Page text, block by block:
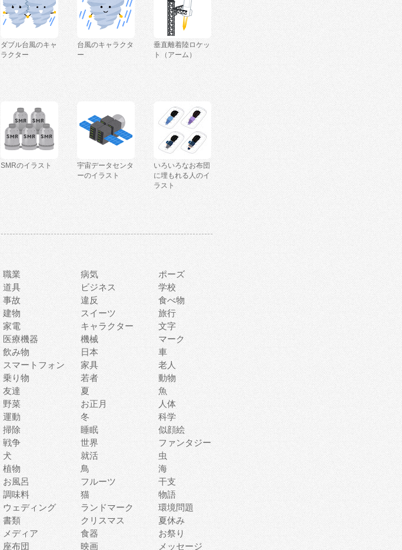
ダブル台風のキャ
ラクター
台風のキャラクタ
ー
垂直離着陸ロケッ
ト（アーム）
SMRのイラスト
宇宙データセンタ
ーのイラスト
いろいろなお布団
に埋もれる人のイ
ラスト
職業 病気
ポーズ
道具 ビジネス
学校
事故 違反
食べ物
建物 スイーツ
旅行
家電 キャラクター
文字
医療機器 機械
マーク
飲み物 日本
車
スマートフォン 家具
老人
乗り物 若者
動物
友達 夏
魚
野菜 お正月
人体
運動 冬
科学
掃除 睡眠
似顔絵
戦争 世界
ファンタジー
犬 就活
虫
植物 鳥
海
お風呂 フルーツ
干支
調味料 猫
物語
ウェディング ランドマーク
環境問題
書類 クリスマス
夏休み
メディア 食器
お祭り
座布団 映画 メッセージ